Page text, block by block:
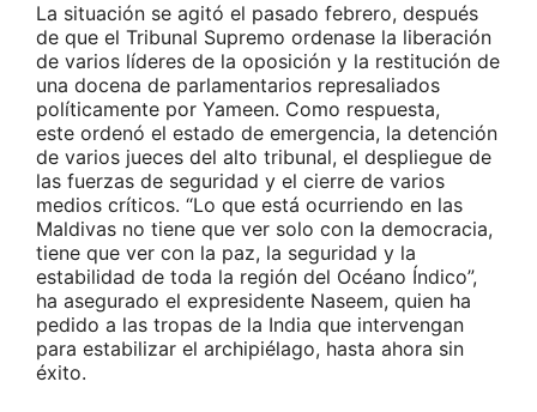
La situación se agitó el pasado febrero, después
de que el Tribunal Supremo ordenase la liberación
de varios líderes de la oposición y la restitución de
una docena de parlamentarios represaliados
políticamente por Yameen. Como respuesta,
este ordenó el estado de emergencia, la detención
de varios jueces del alto tribunal, el despliegue de
las fuerzas de seguridad y el cierre de varios
medios críticos. “Lo que está ocurriendo en las
Maldivas no tiene que ver solo con la democracia,
tiene que ver con la paz, la seguridad y la
estabilidad de toda la región del Océano Índico”,
ha asegurado el expresidente Naseem, quien ha
pedido a las tropas de la India que intervengan
para estabilizar el archipiélago, hasta ahora sin
éxito.